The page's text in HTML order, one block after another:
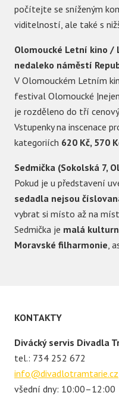
počítejte se sníženým
viditelností, ale také s
Olomoucké Letní kino /
nedaleko náměstí
V Olomouckém Letním
festival Olomoucké
je rozděleno do tří
Vstupenky na inscenace
kategoriích 620 Kč, 570
Sedmička (Sokolská 7,
Pokud je u představení
sedadla nejsou
vybrat si místo až na
Sedmička je malá
Moravské filharmonie,
Footer
KONTAKTY
Divácký servis Divadla
tel.: 734 252 672
info@divadlotramtarie.cz
všední dny: 10:00–12:00